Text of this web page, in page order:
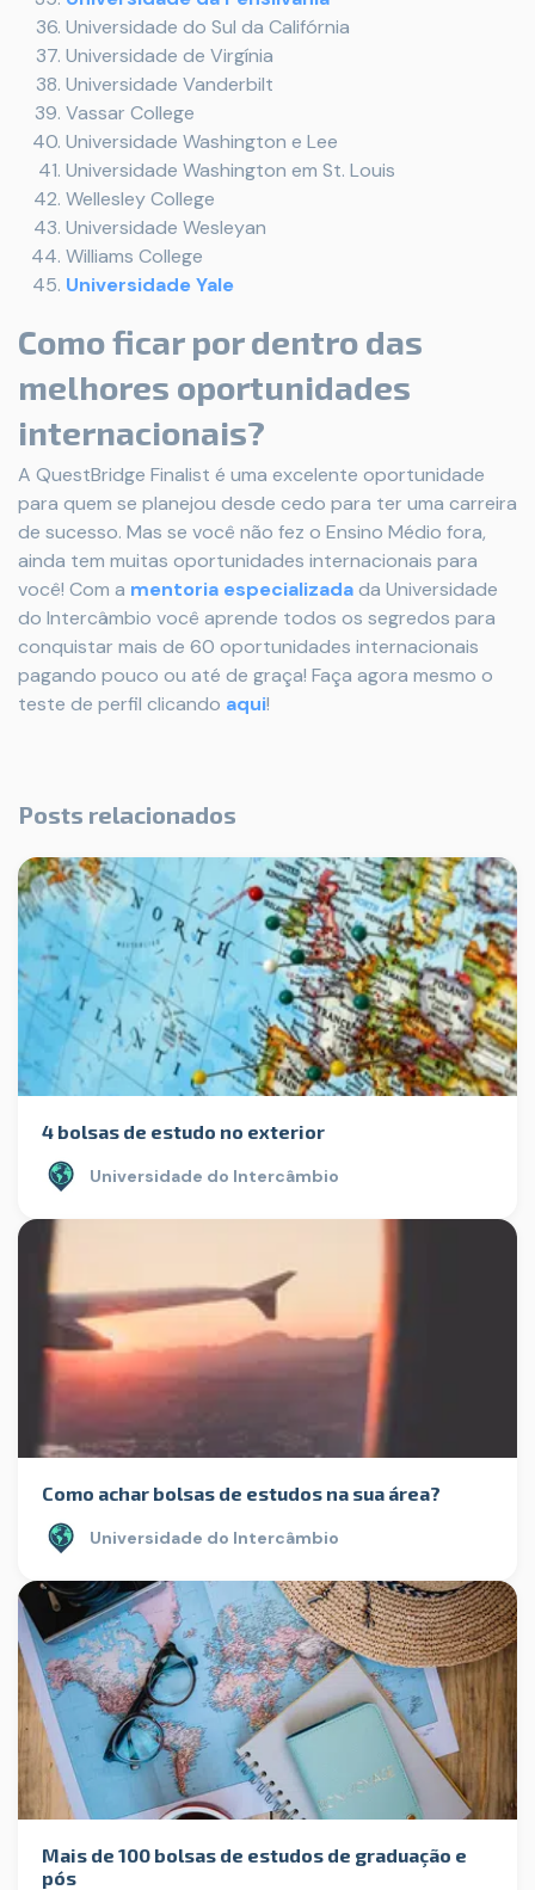
Universidade do Sul da Califórnia
Universidade de Virgínia
Universidade Vanderbilt
Vassar College
Universidade Washington e Lee
Universidade Washington em St. Louis
Wellesley College
Universidade Wesleyan
Williams College
Universidade Yale
Como ficar por dentro das
melhores oportunidades
internacionais?
A QuestBridge Finalist é uma excelente oportunidade
para quem se planejou desde cedo para ter uma carreira
de sucesso. Mas se você não fez o Ensino Médio fora,
ainda tem muitas oportunidades internacionais para
você! Com a mentoria especializadada Universidade
do Intercâmbio você aprende todos os segredos para
conquistar mais de 60 oportunidades internacionais
pagando pouco ou até de graça! Faça agora mesmo o
teste de perfil clicando aqui!
Posts relacionados
4 bolsas de estudo no exterior
Universidade do Intercâmbio
Como achar bolsas de estudos na sua área?
Universidade do Intercâmbio
Mais de 100 bolsas de estudos de graduação e
pós